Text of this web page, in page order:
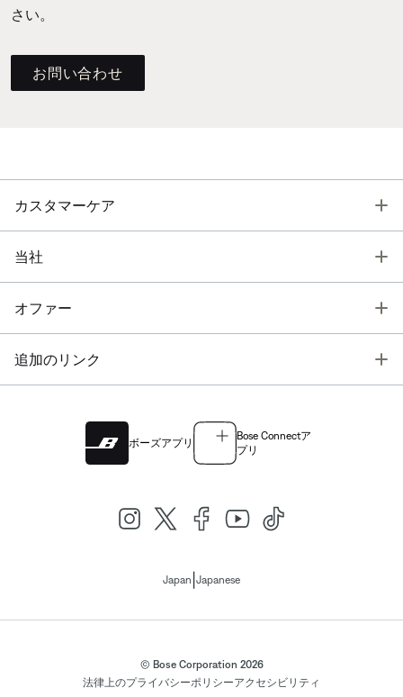
さい。
お問い合わせ
カスタマーケア
当社
オファー
追加のリンク
ボーズアプリ
Bose Connectア
プリ
Japan Japanese
© Bose Corporation 2026
法律上のプライバシーポリシーアクセシビリティ